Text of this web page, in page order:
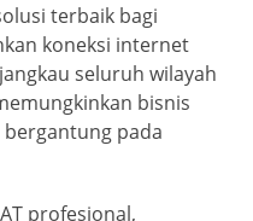
terbaik bagi
koneksi internet
seluruh wilayah
bisnis
pada
profesional,